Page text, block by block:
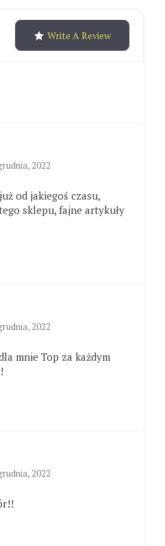
Write A Review
2022
od jakiegoś czasu,
sklepu, fajne artykuły
2022
mnie Top za każdym
2022